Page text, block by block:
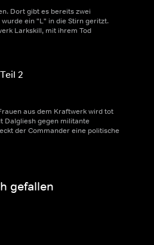
Dort gibt es bereits zwei
ein "L" in die Stirn geritzt.
Larkskill, mit ihrem Tod
2
aus dem Kraftwerk wird tot
Dalgliesh gegen militante
der Commander eine politische
gefallen